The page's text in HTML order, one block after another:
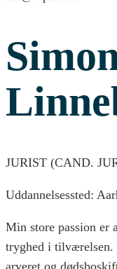
JURIST (CAND.
Uddannelsessted:
Min store passion er
tryghed i tilværelsen.